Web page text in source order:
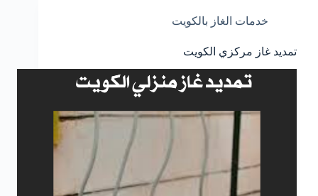
خدمات الغاز بالكويت
تمديد غاز مركزي الكويت